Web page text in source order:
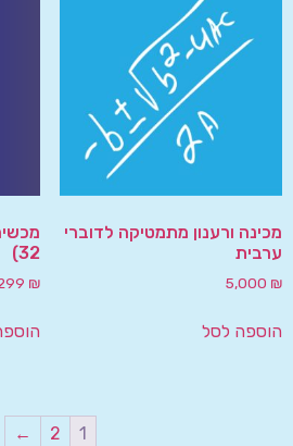
מכינה ורענון מתמטיקה לדוברי
ערבית
5,000 ₪
הוספה לסל
32)
₪
1
2
←